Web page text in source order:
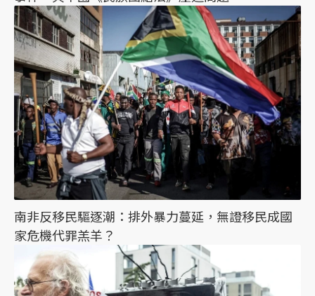
南非反移民驅逐潮：排外暴力蔓延，無證移民成國
家危機代罪羔羊？